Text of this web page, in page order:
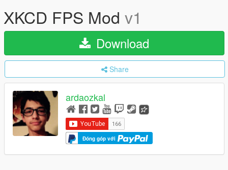
XKCD FPS Mod v1
Download
Share
ardaozkal
Đóng góp với